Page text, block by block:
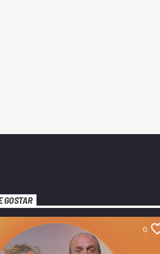
GOSTAR
0